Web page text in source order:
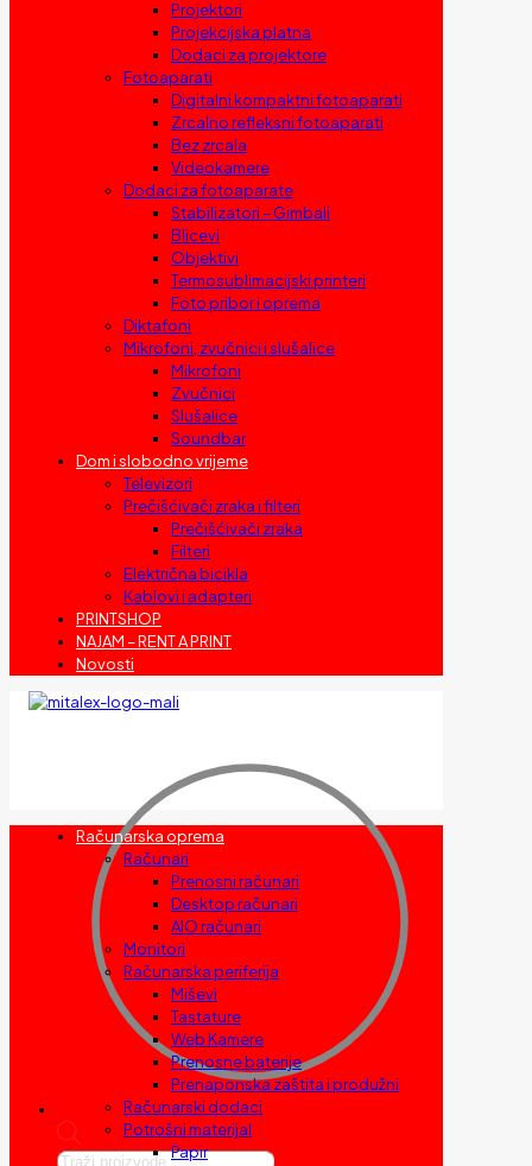
Projektori
Projekcijska platna
Dodaci za projektore
Fotoaparati
Digitalni kompaktni fotoaparati
Zrcalno refleksni fotoaparati
Bez zrcala
Videokamere
Dodaci za fotoaparate
Stabilizatori – Gimbali
Blicevi
Objektivi
Termosublimacijski printeri
Foto pribor i oprema
Diktafoni
Mikrofoni, zvučnici i slušalice
Mikrofoni
Zvučnici
Slušalice
Soundbar
Dom i slobodno vrijeme
Televizori
Prečišćivači zraka i filteri
Prečišćivači zraka
Filteri
Električna bicikla
Kablovi i adapteri
PRINTSHOP
NAJAM – RENT A PRINT
Novosti
Products
Računarska oprema
Računari
Prenosni računari
Desktop računari
AIO računari
Monitori
Računarska periferija
Miševi
Tastature
Web Kamere
Prenosne baterije
Prenaponska zaštita i produžni
Računarski dodaci
Potrošni materijal
Papir